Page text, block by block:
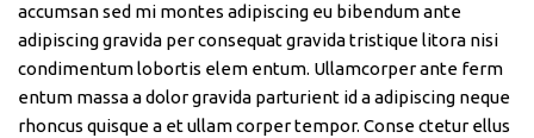
accumsan sed mi montes adipiscing eu bibendum ante
adipiscing gravida per consequat gravida tristique litora nisi
condimentum lobortis elem entum. Ullamcorper ante ferm
entum massa a dolor gravida parturient id a adipiscing neque
rhoncus quisque a et ullam corper tempor. Conse ctetur ellus